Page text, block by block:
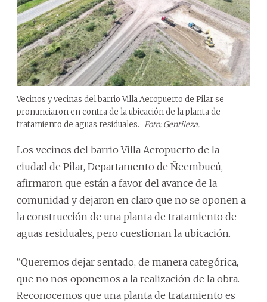
Vecinos y vecinas del barrio Villa Aeropuerto de Pilar se
pronunciaron en contra de la ubicación de la planta de
tratamiento de aguas residuales. Foto: Gentileza.
Los vecinos del barrio Villa Aeropuerto de la
ciudad de Pilar, Departamento de Ñeembucú,
afirmaron que están a favor del avance de la
comunidad y dejaron en claro que no se oponen a
la construcción de una planta de tratamiento de
aguas residuales, pero cuestionan la ubicación.
“Queremos dejar sentado, de manera categórica,
que no nos oponemos a la realización de la obra.
Reconocemos que una planta de tratamiento es